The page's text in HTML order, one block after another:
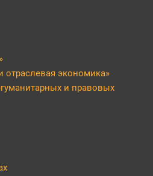
отраслевая экономика»
и правовых